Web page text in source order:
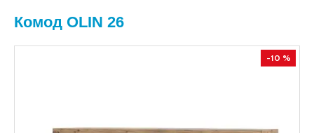
Комод OLIN 26
-10 %